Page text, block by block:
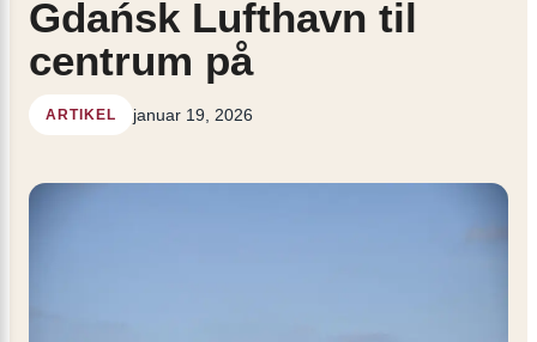
Gdańsk Lufthavn til
centrum på
ARTIKEL januar 19, 2026